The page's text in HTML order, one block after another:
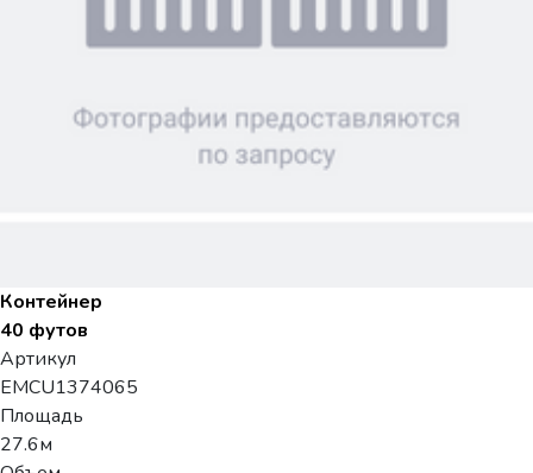
Контейнер
40 футов
Артикул
EMCU1374065
Площадь
27.6м